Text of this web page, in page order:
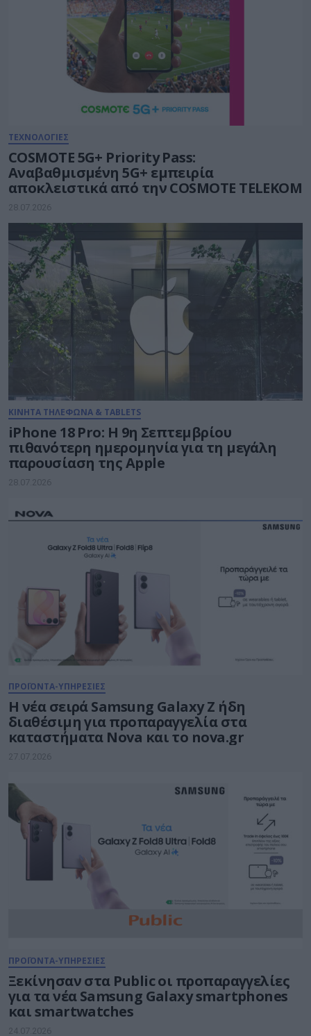
ΤΕΧΝΟΛΟΓΙΕΣ
COSMOTE 5G+ Priority Pass:
Αναβαθμισμένη 5G+ εμπειρία
αποκλειστικά από την COSMOTE TELEKOM
28.07.2026
ΚΙΝΗΤΑ ΤΗΛΕΦΩΝΑ & TABLETS
iPhone 18 Pro: H 9η Σεπτεμβρίου
πιθανότερη ημερομηνία για τη μεγάλη
παρουσίαση της Apple
28.07.2026
ΠΡΟΪΟΝΤΑ-ΥΠΗΡΕΣΙΕΣ
Η νέα σειρά Samsung Galaxy Ζ ήδη
διαθέσιμη για προπαραγγελία στα
καταστήματα Nova και το nova.gr
27.07.2026
ΠΡΟΪΟΝΤΑ-ΥΠΗΡΕΣΙΕΣ
Ξεκίνησαν στα Public οι προπαραγγελίες
για τα νέα Samsung Galaxy smartphones
και smartwatches
24.07.2026